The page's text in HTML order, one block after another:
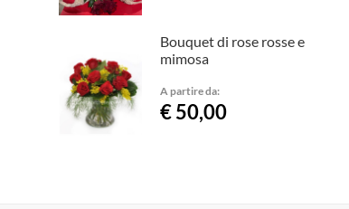
Bouquet di rose rosse e
mimosa
A partire da:
€ 50,00